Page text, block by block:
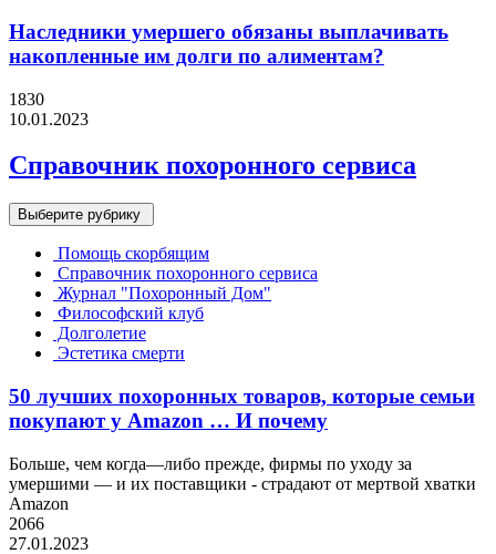
Наследники умершего обязаны выплачивать
накопленные им долги по алиментам?
1830
10.01.2023
Справочник похоронного сервиса
Выберите рубрику
Помощь скорбящим
Справочник похоронного сервиса
Журнал "Похоронный Дом"
Философский клуб
Долголетие
Эстетика смерти
50 лучших похоронных товаров, которые семьи
покупают у Amazon … И почему
Больше, чем когда—либо прежде, фирмы по уходу за
умершими — и их поставщики - страдают от мертвой хватки
Amazon
2066
27.01.2023